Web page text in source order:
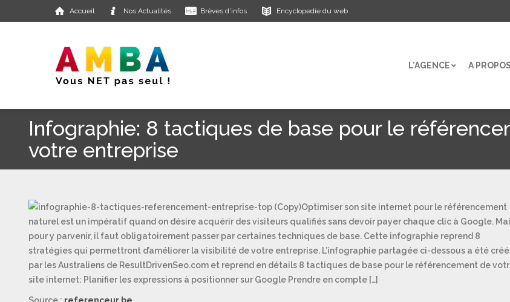
Accueil Nos Actualités Brèves d’infos Encyclopedie du web
L’AGENCE A PROPOS
Infographie: 8 tactiques de base pour le
votre entreprise
Optimiser son site internet pour le référencement
naturel est un impératif quand on désire acquérir des visiteurs qualifiés sans devoir payer chaque clic à Google.
pour y parvenir, il faut obligatoirement passer par certaines techniques de base. Cette infographie reprend 8
stratégies qui permettront d’améliorer la visibilité de votre entreprise. L’infographie partagée ci-dessous a été
par les Australiens de ResultDrivenSeo.com et reprend en détails 8 tactiques de base pour le référencement de
site internet: Planifier les expressions à positionner sur Google Prendre en compte […]